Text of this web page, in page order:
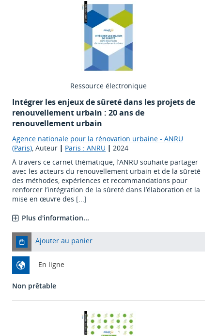
Ressource électronique
Intégrer les enjeux de sûreté dans les projets de
renouvellement urbain : 20 ans de
renouvellement urbain
Agence nationale pour la rénovation urbaine - ANRU
(Paris), Auteur | Paris : ANRU | 2024
À travers ce carnet thématique, l’ANRU souhaite partager
avec les acteurs du renouvellement urbain et de la sûreté
des méthodes, expériences et recommandations pour
renforcer l’intégration de la sûreté dans l’élaboration et la
mise en œuvre des [...]
Plus d'information...
Ajouter au panier
En ligne
Non prêtable